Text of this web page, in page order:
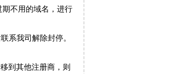
期不用的域名，进行
系我司解除封停。
到其他注册商，则